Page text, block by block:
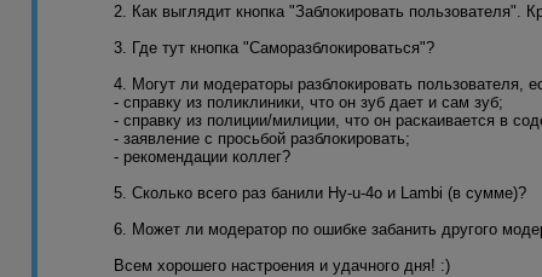
2. Как выглядит кнопка "Заблокировать пользователя".
3. Где тут кнопка "Саморазблокироваться"?
4. Могут ли модераторы разблокировать пользователя,
- справку из поликлиники, что он зуб дает и сам зуб;
- справку из полиции/милиции, что он раскаивается в
- заявление с просьбой разблокировать;
- рекомендации коллег?
5. Сколько всего раз банили Hy-u-4o и Lambi (в сумме)?
6. Может ли модератор по ошибке забанить другого
Всем хорошего настроения и удачного дня! :)